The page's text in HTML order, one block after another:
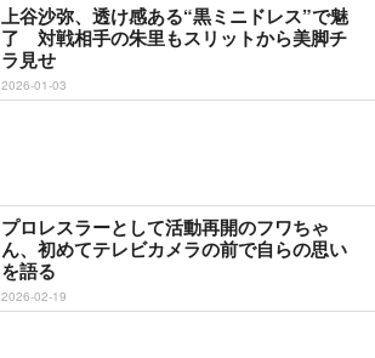
上谷沙弥、透け感ある“黒ミニドレス”で魅
了 対戦相手の朱里もスリットから美脚チ
ラ見せ
2026-01-03
プロレスラーとして活動再開のフワちゃ
ん、初めてテレビカメラの前で自らの思い
を語る
2026-02-19